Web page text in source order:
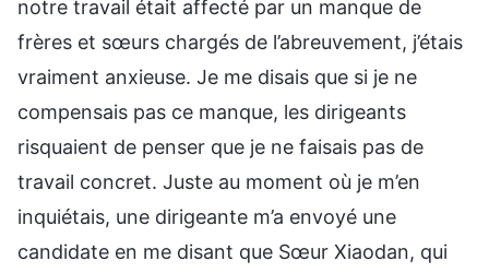
notre travail était affecté par un manque de
frères et sœurs chargés de l’abreuvement, j’étais
vraiment anxieuse. Je me disais que si je ne
compensais pas ce manque, les dirigeants
risquaient de penser que je ne faisais pas de
travail concret. Juste au moment où je m’en
inquiétais, une dirigeante m’a envoyé une
candidate en me disant que Sœur Xiaodan, qui